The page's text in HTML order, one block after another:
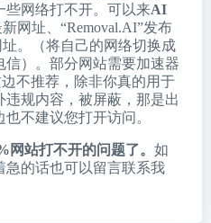
些网络打不开。可以来AI
网址、“Removal.AI”发布
址。（将自己的网络切换成
）。部分网站需要加速器
边不推荐，除非你真的用于
规内容，被屏蔽，那是出
不建议您打开访问。
网站打不开的问题了。 如
急的话也可以留言联系我